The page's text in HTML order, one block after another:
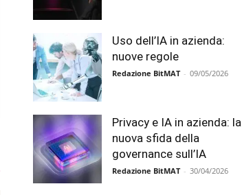
Uso dell’IA in azienda:
nuove regole
Redazione BitMAT - 09/05/2026
Privacy e IA in azienda: la
nuova sfida della
governance sull’IA
Redazione BitMAT - 30/04/2026